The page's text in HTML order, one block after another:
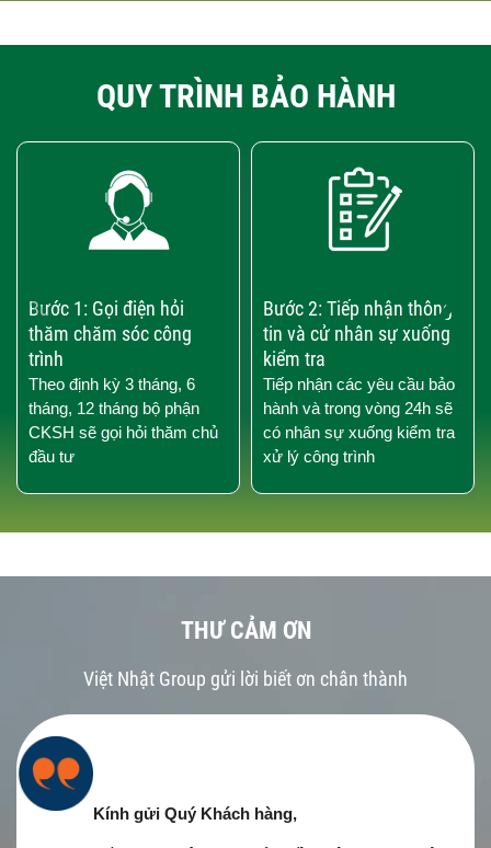
QUY TRÌNH BẢO HÀNH
Bước 1: Gọi điện hỏi
thăm chăm sóc công
trình
Theo định kỳ 3 tháng, 6
tháng, 12 tháng bộ phận
CKSH sẽ gọi hỏi thăm chủ
đầu tư
Bước 2: Tiếp nhận thông
tin và cử nhân sự xuống
kiểm tra
Tiếp nhận các yêu cầu bảo
hành và trong vòng 24h sẽ
có nhân sự xuống kiểm tra
xử lý công trình
›
‹
THƯ CẢM ƠN
Việt Nhật Group gửi lời biết ơn chân thành
Kính gửi Quý Khách hàng,